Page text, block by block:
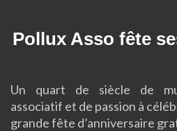
Pollux Asso fête
Un quart de siècle de
associatif et de passion à
grande fête d’anniversaire